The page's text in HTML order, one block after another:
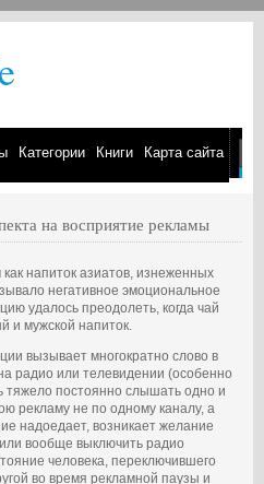
Категории Книги Карта сайта
на восприятие рекламы
напиток азиатов, изнеженных
негативное эмоциональное
удалось преодолеть, когда чай
и мужской напиток.
вызывает многократно слово в
радио или телевидении (особенно
тяжело постоянно слышать одно и
рекламу не по одному каналу, а
надоедает, возникает желание
вообще выключить радио
человека, переключившего
во время рекламной паузы и